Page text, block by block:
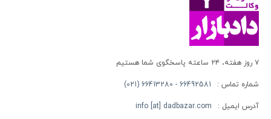
۷ روز هفته، ۲۴ ساعته پاسخگوی شما هستیم
شماره تماس : 66492581 - 66413280 (021)
آدرس ایمیل : info [at] dadbazar.com